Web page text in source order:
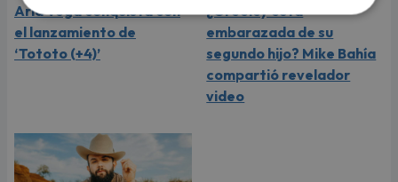
Aria Vega conquista con
el lanzamiento de
‘Tototo (+4)’
¿Greeicy está
embarazada de su
segundo hijo? Mike Bahía
compartió revelador
video